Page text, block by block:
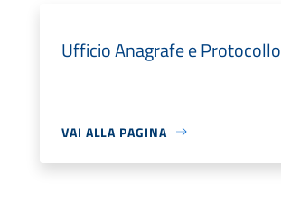
Ufficio Anagrafe e Protocollo
VAI ALLA PAGINA